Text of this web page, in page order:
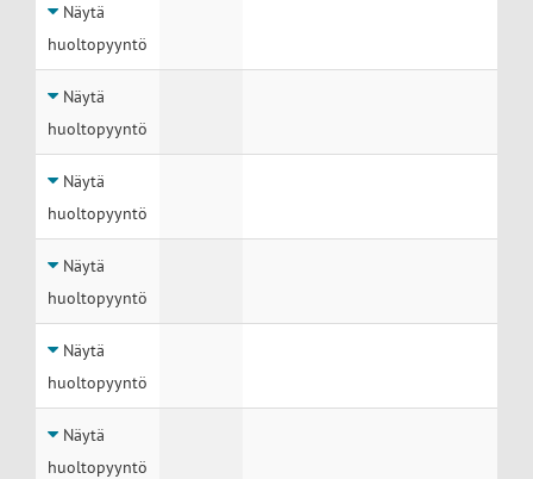
Näytä
huoltopyyntö
Näytä
huoltopyyntö
Näytä
huoltopyyntö
Näytä
huoltopyyntö
Näytä
huoltopyyntö
Näytä
huoltopyyntö